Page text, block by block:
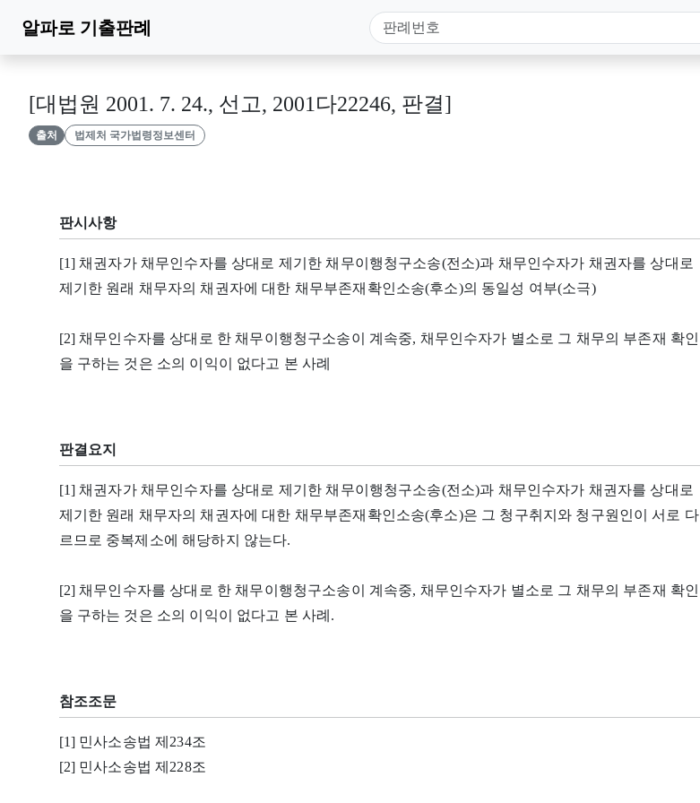
알파로 기출판례
[대법원 2001. 7. 24., 선고, 2001다22246, 판결]
출처 법제처 국가법령정보센터
판시사항
[1] 채권자가 채무인수자를 상대로 제기한 채무이행청구소송(전소)과 채무인수자가 채권자를 상대로
제기한 원래 채무자의 채권자에 대한 채무부존재확인소송(후소)의 동일성 여부(소극)
[2] 채무인수자를 상대로 한 채무이행청구소송이 계속중, 채무인수자가 별소로 그 채무의 부존재 확인
을 구하는 것은 소의 이익이 없다고 본 사례
판결요지
[1] 채권자가 채무인수자를 상대로 제기한 채무이행청구소송(전소)과 채무인수자가 채권자를 상대로
제기한 원래 채무자의 채권자에 대한 채무부존재확인소송(후소)은 그 청구취지와 청구원인이 서로 다
르므로 중복제소에 해당하지 않는다.
[2] 채무인수자를 상대로 한 채무이행청구소송이 계속중, 채무인수자가 별소로 그 채무의 부존재 확인
을 구하는 것은 소의 이익이 없다고 본 사례.
참조조문
[1] 민사소송법 제234조
[2] 민사소송법 제228조